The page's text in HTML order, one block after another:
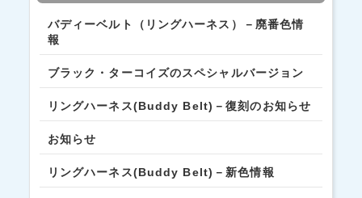
バディーベルト（リングハーネス）－廃番色情
報
ブラック・ターコイズのスペシャルバージョン
リングハーネス(Buddy Belt)－復刻のお知らせ
お知らせ
リングハーネス(Buddy Belt)－新色情報